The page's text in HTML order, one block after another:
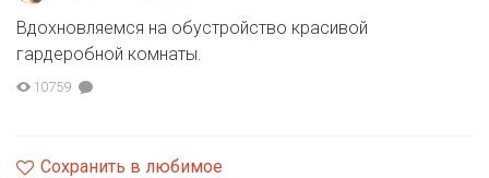
Вдохновляемся на обустройство красивой
гардеробной комнаты.
10759
Сохранить в любимое